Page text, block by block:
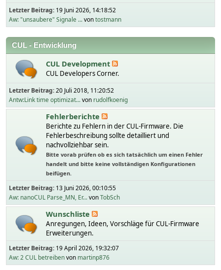
Letzter Beitrag: 19 Juni 2026, 14:18:52
Aw: "unsaubere" Signale ...vontostmann
CUL - Entwicklung
CUL Development
CUL Developers Corner.
Letzter Beitrag:20 Juli 2018, 11:20:52
Antw:Link time optimizat...von rudolfkoenig
Fehlerberichte
Berichte zu Fehlern in der CUL-Firmware. Die
Fehlerbeschreibung sollte detailliert und
nachvollziehbar sein.
Bitte vorab prüfen ob es sich tatsächlich um einen Fehler
handelt und bitte keine vollständigen Konfigurationen
beifügen.
Letzter Beitrag: 13 Juni 2026, 00:10:55
Aw: nanoCUL Parse_MN, Er...vonTobSch
Wunschliste
Anregungen, Ideen, Vorschläge für CUL-Firmware
Erweiterungen.
Letzter Beitrag: 19 April 2026, 19:32:07
Aw: 2 CUL betreibenvon martinp876